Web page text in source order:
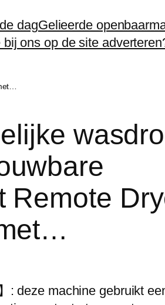
dagGelieerde
bij ons op de site
Remote
: deze machine gebruikt